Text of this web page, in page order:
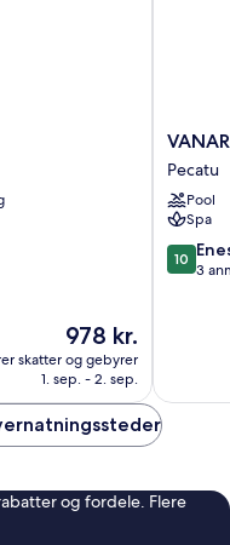
Prisen
er
978 kr.
978 kr.
skatter og gebyrer
1. sep. - 2. sep.
VANARA
Resort
&
Spa
Pecatu
Pecatu
Pool
Spa
10.0
ud
10
3
og fordele. Flere